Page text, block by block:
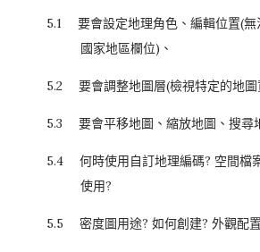
5.1 要會設定地理角色、編輯位置(無
國家地區欄位) 、
5.2 要會調整地圖層(檢視特定的地
5.3 要會平移地圖、縮放地圖、搜尋
5.4 何時使用自訂地理編碼? 空間檔
使用?
5.5 密度圖用途?如何創建?外觀配置